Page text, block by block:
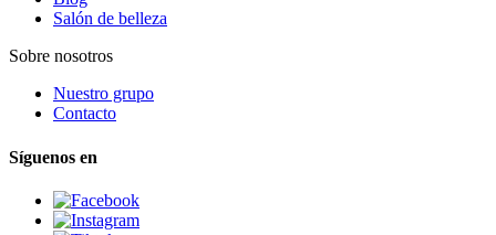
Salón de belleza
Sobre nosotros
Nuestro grupo
Contacto
Síguenos en